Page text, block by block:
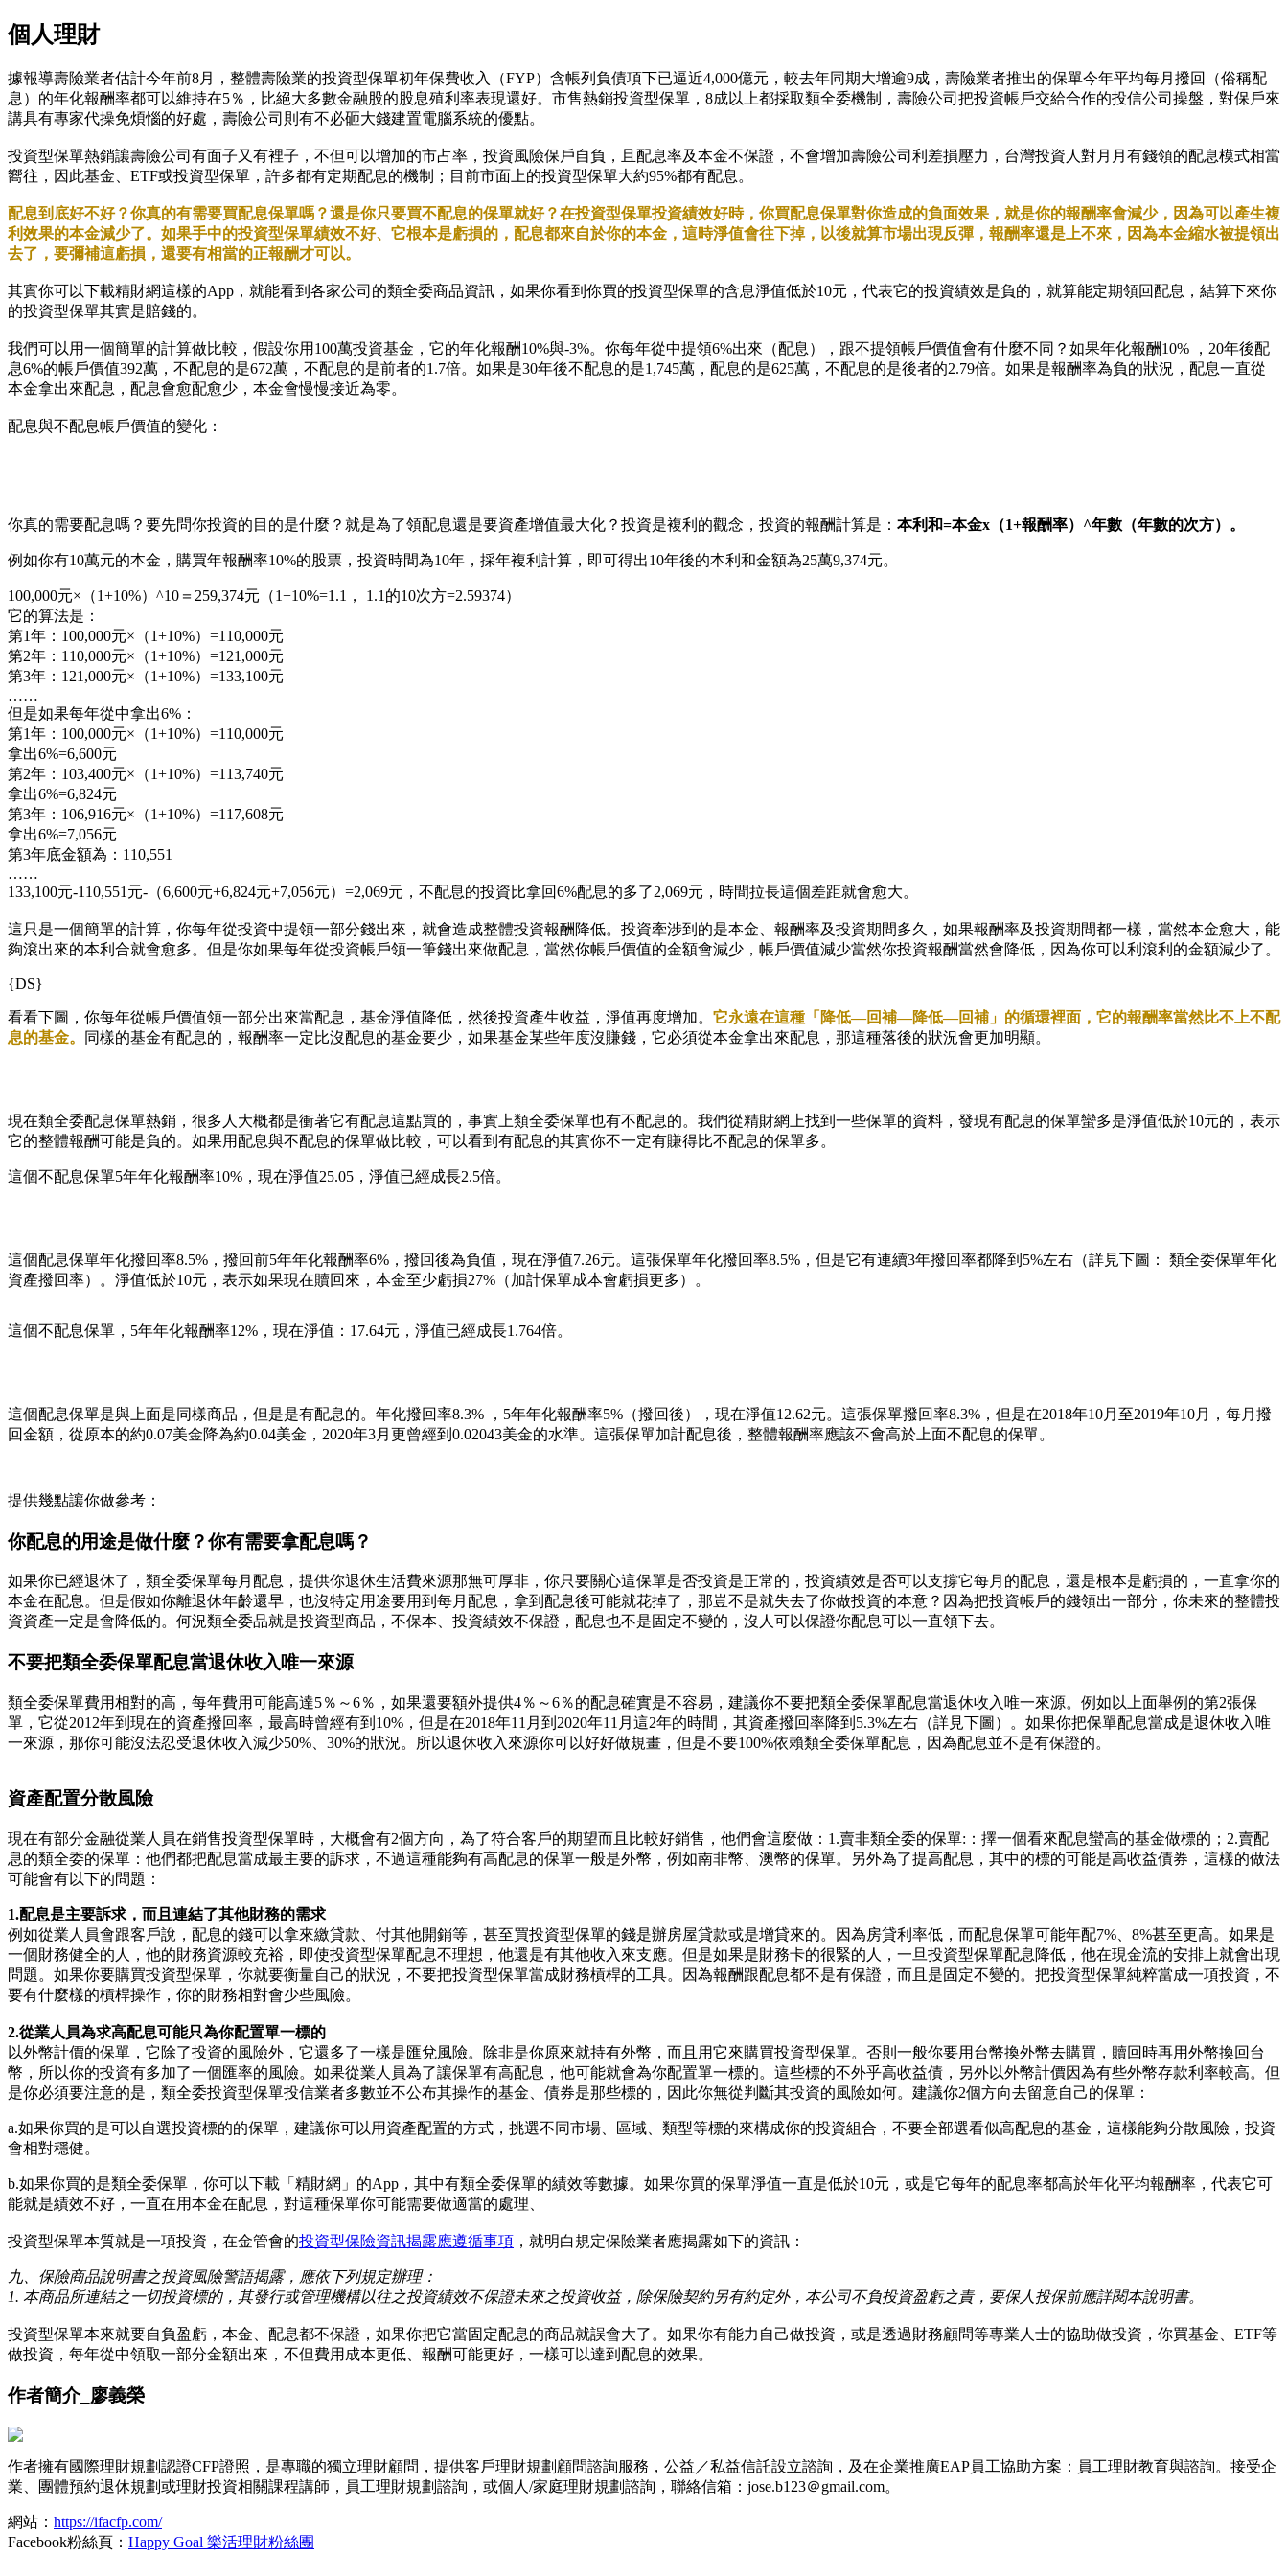
個人理財
據報導壽險業者估計今年前8月，整體壽險業的投資型保單初年保費收入（FYP）含帳列負債項下已逼近4,000億元，較去年同期大增逾9成，壽險業者推出的保單今年平均每月撥回（俗稱配
息）的年化報酬率都可以維持在5％，比絕大多數金融股的股息殖利率表現還好。市售熱銷投資型保單，8成以上都採取類全委機制，壽險公司把投資帳戶交給合作的投信公司操盤，對保戶來
講具有專家代操免煩惱的好處，壽險公司則有不必砸大錢建置電腦系統的優點。
投資型保單熱銷讓壽險公司有面子又有裡子，不但可以增加的市占率，投資風險保戶自負，且配息率及本金不保證，不會增加壽險公司利差損壓力，台灣投資人對月月有錢領的配息模式相當
嚮往，因此基金、ETF或投資型保單，許多都有定期配息的機制；目前市面上的投資型保單大約95%都有配息。
配息到底好不好？你真的有需要買配息保單嗎？還是你只要買不配息的保單就好？在投資型保單投資績效好時，你買配息保單對你造成的負面效果，就是你的報酬率會減少，因為可以產生複
利效果的本金減少了。如果手中的投資型保單績效不好、它根本是虧損的，配息都來自於你的本金，這時淨值會往下掉，以後就算市場出現反彈，報酬率還是上不來，因為本金縮水被提領出
去了，要彌補這虧損，還要有相當的正報酬才可以。
其實你可以下載精財網這樣的App，就能看到各家公司的類全委商品資訊，如果你看到你買的投資型保單的含息淨值低於10元，代表它的投資績效是負的，就算能定期領回配息，結算下來你
的投資型保單其實是賠錢的。
我們可以用一個簡單的計算做比較，假設你用100萬投資基金，它的年化報酬10%與-3%。你每年從中提領6%出來（配息），跟不提領帳戶價值會有什麼不同？如果年化報酬10% ，20年後配
息6%的帳戶價值392萬，不配息的是672萬，不配息的是前者的1.7倍。如果是30年後不配息的是1,745萬，配息的是625萬，不配息的是後者的2.79倍。如果是報酬率為負的狀況，配息一直從
本金拿出來配息，配息會愈配愈少，本金會慢慢接近為零。
配息與不配息帳戶價值的變化：
你真的需要配息嗎？要先問你投資的目的是什麼？就是為了領配息還是要資產增值最大化？投資是複利的觀念，投資的報酬計算是： 本利和=本金x（1+報酬率）^年數（年數的次方）。
例如你有10萬元的本金，購買年報酬率10%的股票，投資時間為10年，採年複利計算，即可得出10年後的本利和金額為25萬9,374元。
100,000元×（1+10%）^10＝259,374元（1+10%=1.1， 1.1的10次方=2.59374）
它的算法是：
第1年：100,000元×（1+10%）=110,000元
第2年：110,000元×（1+10%）=121,000元
第3年：121,000元×（1+10%）=133,100元
……
但是如果每年從中拿出6%：
第1年：100,000元×（1+10%）=110,000元
拿出6%=6,600元
第2年：103,400元×（1+10%）=113,740元
拿出6%=6,824元
第3年：106,916元×（1+10%）=117,608元
拿出6%=7,056元
第3年底金額為：110,551
……
133,100元-110,551元-（6,600元+6,824元+7,056元）=2,069元，不配息的投資比拿回6%配息的多了2,069元，時間拉長這個差距就會愈大。
這只是一個簡單的計算，你每年從投資中提領一部分錢出來，就會造成整體投資報酬降低。投資牽涉到的是本金、報酬率及投資期間多久，如果報酬率及投資期間都一樣，當然本金愈大，能
夠滾出來的本利合就會愈多。但是你如果每年從投資帳戶領一筆錢出來做配息，當然你帳戶價值的金額會減少，帳戶價值減少當然你投資報酬當然會降低，因為你可以利滾利的金額減少了。
{DS}
看看下圖，你每年從帳戶價值領一部分出來當配息，基金淨值降低，然後投資產生收益，淨值再度增加。 它永遠在這種「降低—回補—降低—回補」的循環裡面，它的報酬率當然比不上不配
息的基金。
同樣的基金有配息的，報酬率一定比沒配息的基金要少，如果基金某些年度沒賺錢，它必須從本金拿出來配息，那這種落後的狀況會更加明顯。
現在類全委配息保單熱銷，很多人大概都是衝著它有配息這點買的，事實上類全委保單也有不配息的。我們從精財網上找到一些保單的資料，發現有配息的保單蠻多是淨值低於10元的，表示
它的整體報酬可能是負的。如果用配息與不配息的保單做比較，可以看到有配息的其實你不一定有賺得比不配息的保單多。
這個不配息保單5年年化報酬率10%，現在淨值25.05，淨值已經成長2.5倍。
這個配息保單年化撥回率8.5%，撥回前5年年化報酬率6%，撥回後為負值，現在淨值7.26元。這張保單年化撥回率8.5%，但是它有連續3年撥回率都降到5%左右（詳見下圖： 類全委保單年化
資產撥回率）。淨值低於10元，表示如果現在贖回來，本金至少虧損27%（加計保單成本會虧損更多）。
這個不配息保單，5年年化報酬率12%，現在淨值：17.64元，淨值已經成長1.764倍。
這個配息保單是與上面是同樣商品，但是是有配息的。年化撥回率8.3% ，5年年化報酬率5%（撥回後），現在淨值12.62元。這張保單撥回率8.3%，但是在2018年10月至2019年10月，每月撥
回金額，從原本的約0.07美金降為約0.04美金，2020年3月更曾經到0.02043美金的水準。這張保單加計配息後，整體報酬率應該不會高於上面不配息的保單。
提供幾點讓你做參考：
你配息的用途是做什麼？你有需要拿配息嗎？
如果你已經退休了，類全委保單每月配息，提供你退休生活費來源那無可厚非，你只要關心這保單是否投資是正常的，投資績效是否可以支撐它每月的配息，還是根本是虧損的，一直拿你的
本金在配息。但是假如你離退休年齡還早，也沒特定用途要用到每月配息，拿到配息後可能就花掉了，那豈不是就失去了你做投資的本意？因為把投資帳戶的錢領出一部分，你未來的整體投
資資產一定是會降低的。何況類全委品就是投資型商品，不保本、投資績效不保證，配息也不是固定不變的，沒人可以保證你配息可以一直領下去。
不要把類全委保單配息當退休收入唯一來源
類全委保單費用相對的高，每年費用可能高達5％～6％，如果還要額外提供4％～6％的配息確實是不容易，建議你不要把類全委保單配息當退休收入唯一來源。例如以上面舉例的第2張保
單，它從2012年到現在的資產撥回率，最高時曾經有到10%，但是在2018年11月到2020年11月這2年的時間，其資產撥回率降到5.3%左右（詳見下圖）。如果你把保單配息當成是退休收入唯
一來源，那你可能沒法忍受退休收入減少50%、30%的狀況。所以退休收入來源你可以好好做規畫，但是不要100%依賴類全委保單配息，因為配息並不是有保證的。
資產配置分散風險
現在有部分金融從業人員在銷售投資型保單時，大概會有2個方向，為了符合客戶的期望而且比較好銷售，他們會這麼做：1.賣非類全委的保單:：擇一個看來配息蠻高的基金做標的；2.賣配
息的類全委的保單：他們都把配息當成最主要的訴求，不過這種能夠有高配息的保單一般是外幣，例如南非幣、澳幣的保單。另外為了提高配息，其中的標的可能是高收益債券，這樣的做法
可能會有以下的問題：
1.配息是主要訴求，而且連結了其他財務的需求
例如從業人員會跟客戶說，配息的錢可以拿來繳貸款、付其他開銷等，甚至買投資型保單的錢是辦房屋貸款或是增貸來的。因為房貸利率低，而配息保單可能年配7%、8%甚至更高。如果是
一個財務健全的人，他的財務資源較充裕，即使投資型保單配息不理想，他還是有其他收入來支應。但是如果是財務卡的很緊的人，一旦投資型保單配息降低，他在現金流的安排上就會出現
問題。如果你要購買投資型保單，你就要衡量自己的狀況，不要把投資型保單當成財務槓桿的工具。因為報酬跟配息都不是有保證，而且是固定不變的。把投資型保單純粹當成一項投資，不
要有什麼樣的槓桿操作，你的財務相對會少些風險。
2.從業人員為求高配息可能只為你配置單一標的
以外幣計價的保單，它除了投資的風險外，它還多了一樣是匯兌風險。除非是你原來就持有外幣，而且用它來購買投資型保單。否則一般你要用台幣換外幣去購買，贖回時再用外幣換回台
幣，所以你的投資有多加了一個匯率的風險。如果從業人員為了讓保單有高配息，他可能就會為你配置單一標的。這些標的不外乎高收益債，另外以外幣計價因為有些外幣存款利率較高。但
是你必須要注意的是，類全委投資型保單投信業者多數並不公布其操作的基金、債券是那些標的，因此你無從判斷其投資的風險如何。建議你2個方向去留意自己的保單：
a.如果你買的是可以自選投資標的的保單，建議你可以用資產配置的方式，挑選不同市場、區域、類型等標的來構成你的投資組合，不要全部選看似高配息的基金，這樣能夠分散風險，投資
會相對穩健。
b.如果你買的是類全委保單，你可以下載「精財網」的App，其中有類全委保單的績效等數據。如果你買的保單淨值一直是低於10元，或是它每年的配息率都高於年化平均報酬率，代表它可
能就是績效不好，一直在用本金在配息，對這種保單你可能需要做適當的處理、
投資型保單本質就是一項投資，在金管會的投資型保險資訊揭露應遵循事項 ，就明白規定保險業者應揭露如下的資訊：
九、保險商品說明書之投資風險警語揭露，應依下列規定辦理：
1. 本商品所連結之一切投資標的，其發行或管理機構以往之投資績效不保證未來之投資收益，除保險契約另有約定外，本公司不負投資盈虧之責，要保人投保前應詳閱本說明書。
投資型保單本來就要自負盈虧，本金、配息都不保證，如果你把它當固定配息的商品就誤會大了。如果你有能力自己做投資，或是透過財務顧問等專業人士的協助做投資，你買基金、ETF等
做投資，每年從中領取一部分金額出來，不但費用成本更低、報酬可能更好，一樣可以達到配息的效果。
作者簡介_廖義榮
作者擁有國際理財規劃認證CFP證照，是專職的獨立理財顧問，提供客戶理財規劃顧問諮詢服務，公益／私益信託設立諮詢，及在企業推廣EAP員工協助方案：員工理財教育與諮詢。接受企
業、團體預約退休規劃或理財投資相關課程講師，員工理財規劃諮詢，或個人/家庭理財規劃諮詢，聯絡信箱：jose.b123＠gmail.com。
網站： https://ifacfp.com/
Facebook粉絲頁： Happy Goal 樂活理財粉絲團